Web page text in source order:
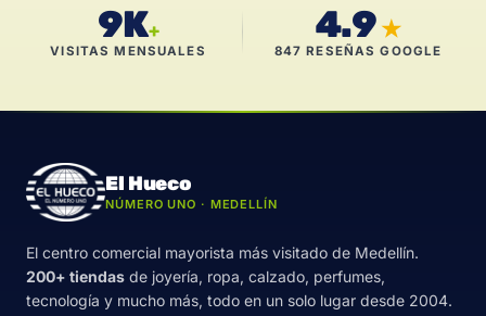
9K+
VISITAS MENSUALES
4.9 ★
847 RESEÑAS GOOGLE
El Hueco
NÚMERO UNO · MEDELLÍN
El centro comercial mayorista más visitado de Medellín.
200+ tiendas de joyería, ropa, calzado, perfumes,
tecnología y mucho más, todo en un solo lugar desde 2004.